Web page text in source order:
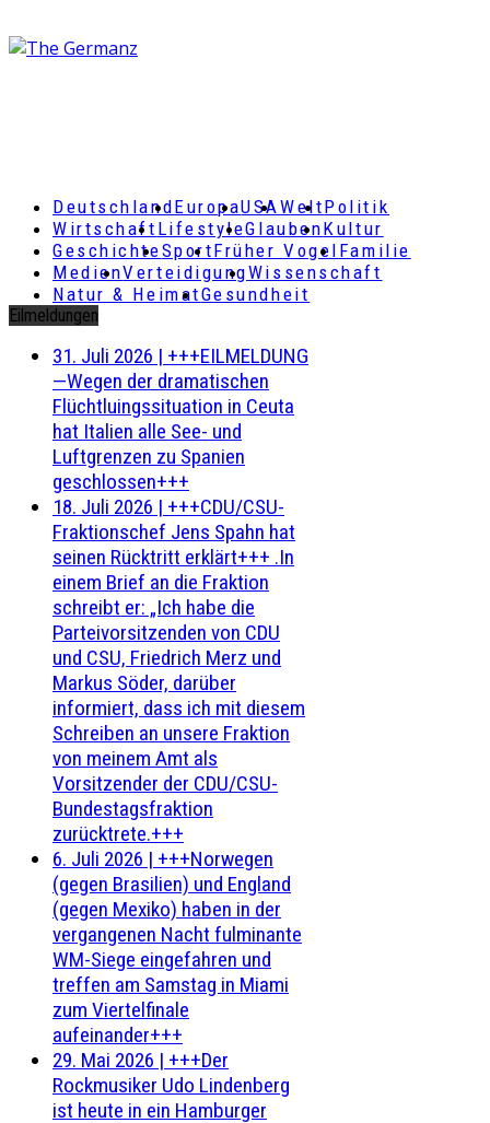
DeutschlandEuropaUSAWeltPolitik
Wirtschaft LifestyleGlaubenKultur
GeschichteSportFrüher Vogel Familie
MedienVerteidigungWissenschaft
Natur & HeimatGesundheit
Eilmeldungen
31. Juli 2026 | +++EILMELDUNG
—Wegen der dramatischen
Flüchtluingssituation in Ceuta
hat Italien alle See- und
Luftgrenzen zu Spanien
geschlossen+++
18. Juli 2026 | +++CDU/CSU-
Fraktionschef Jens Spahn hat
seinen Rücktritt erklärt+++ .In
einem Brief an die Fraktion
schreibt er: „Ich habe die
Parteivorsitzenden von CDU
und CSU, Friedrich Merz und
Markus Söder, darüber
informiert, dass ich mit diesem
Schreiben an unsere Fraktion
von meinem Amt als
Vorsitzender der CDU/CSU-
Bundestagsfraktion
zurücktrete.+++
6. Juli 2026 | +++Norwegen
(gegen Brasilien) und England
(gegen Mexiko) haben in der
vergangenen Nacht fulminante
WM-Siege eingefahren und
treffen am Samstag in Miami
zum Viertelfinale
aufeinander+++
29. Mai 2026 | +++Der
Rockmusiker Udo Lindenberg
ist heute in ein Hamburger